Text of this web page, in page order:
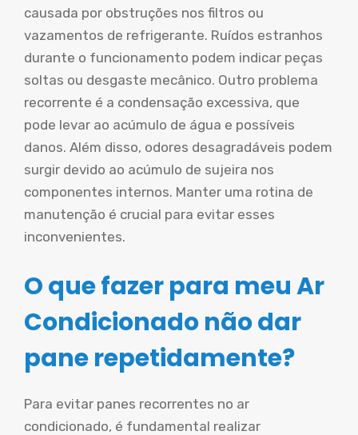
causada por obstruções nos filtros ou
vazamentos de refrigerante. Ruídos estranhos
durante o funcionamento podem indicar peças
soltas ou desgaste mecânico. Outro problema
recorrente é a condensação excessiva, que
pode levar ao acúmulo de água e possíveis
danos. Além disso, odores desagradáveis podem
surgir devido ao acúmulo de sujeira nos
componentes internos. Manter uma rotina de
manutenção é crucial para evitar esses
inconvenientes.
O que fazer para meu Ar
Condicionado não dar
pane repetidamente?
Para evitar panes recorrentes no ar
condicionado, é fundamental realizar